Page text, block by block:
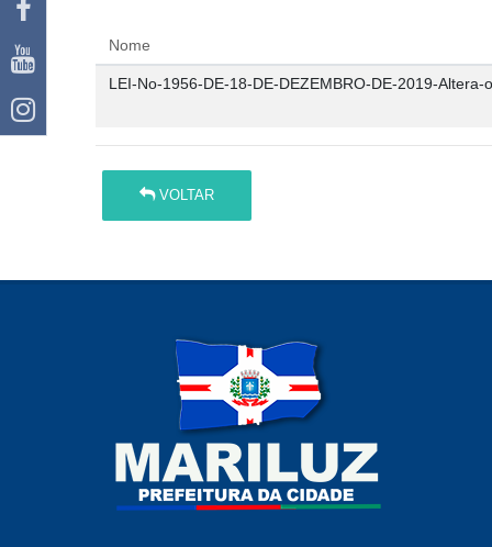
Nome
LEI-No-1956-DE-18-DE-DEZEMBRO-DE-2019-
VOLTAR